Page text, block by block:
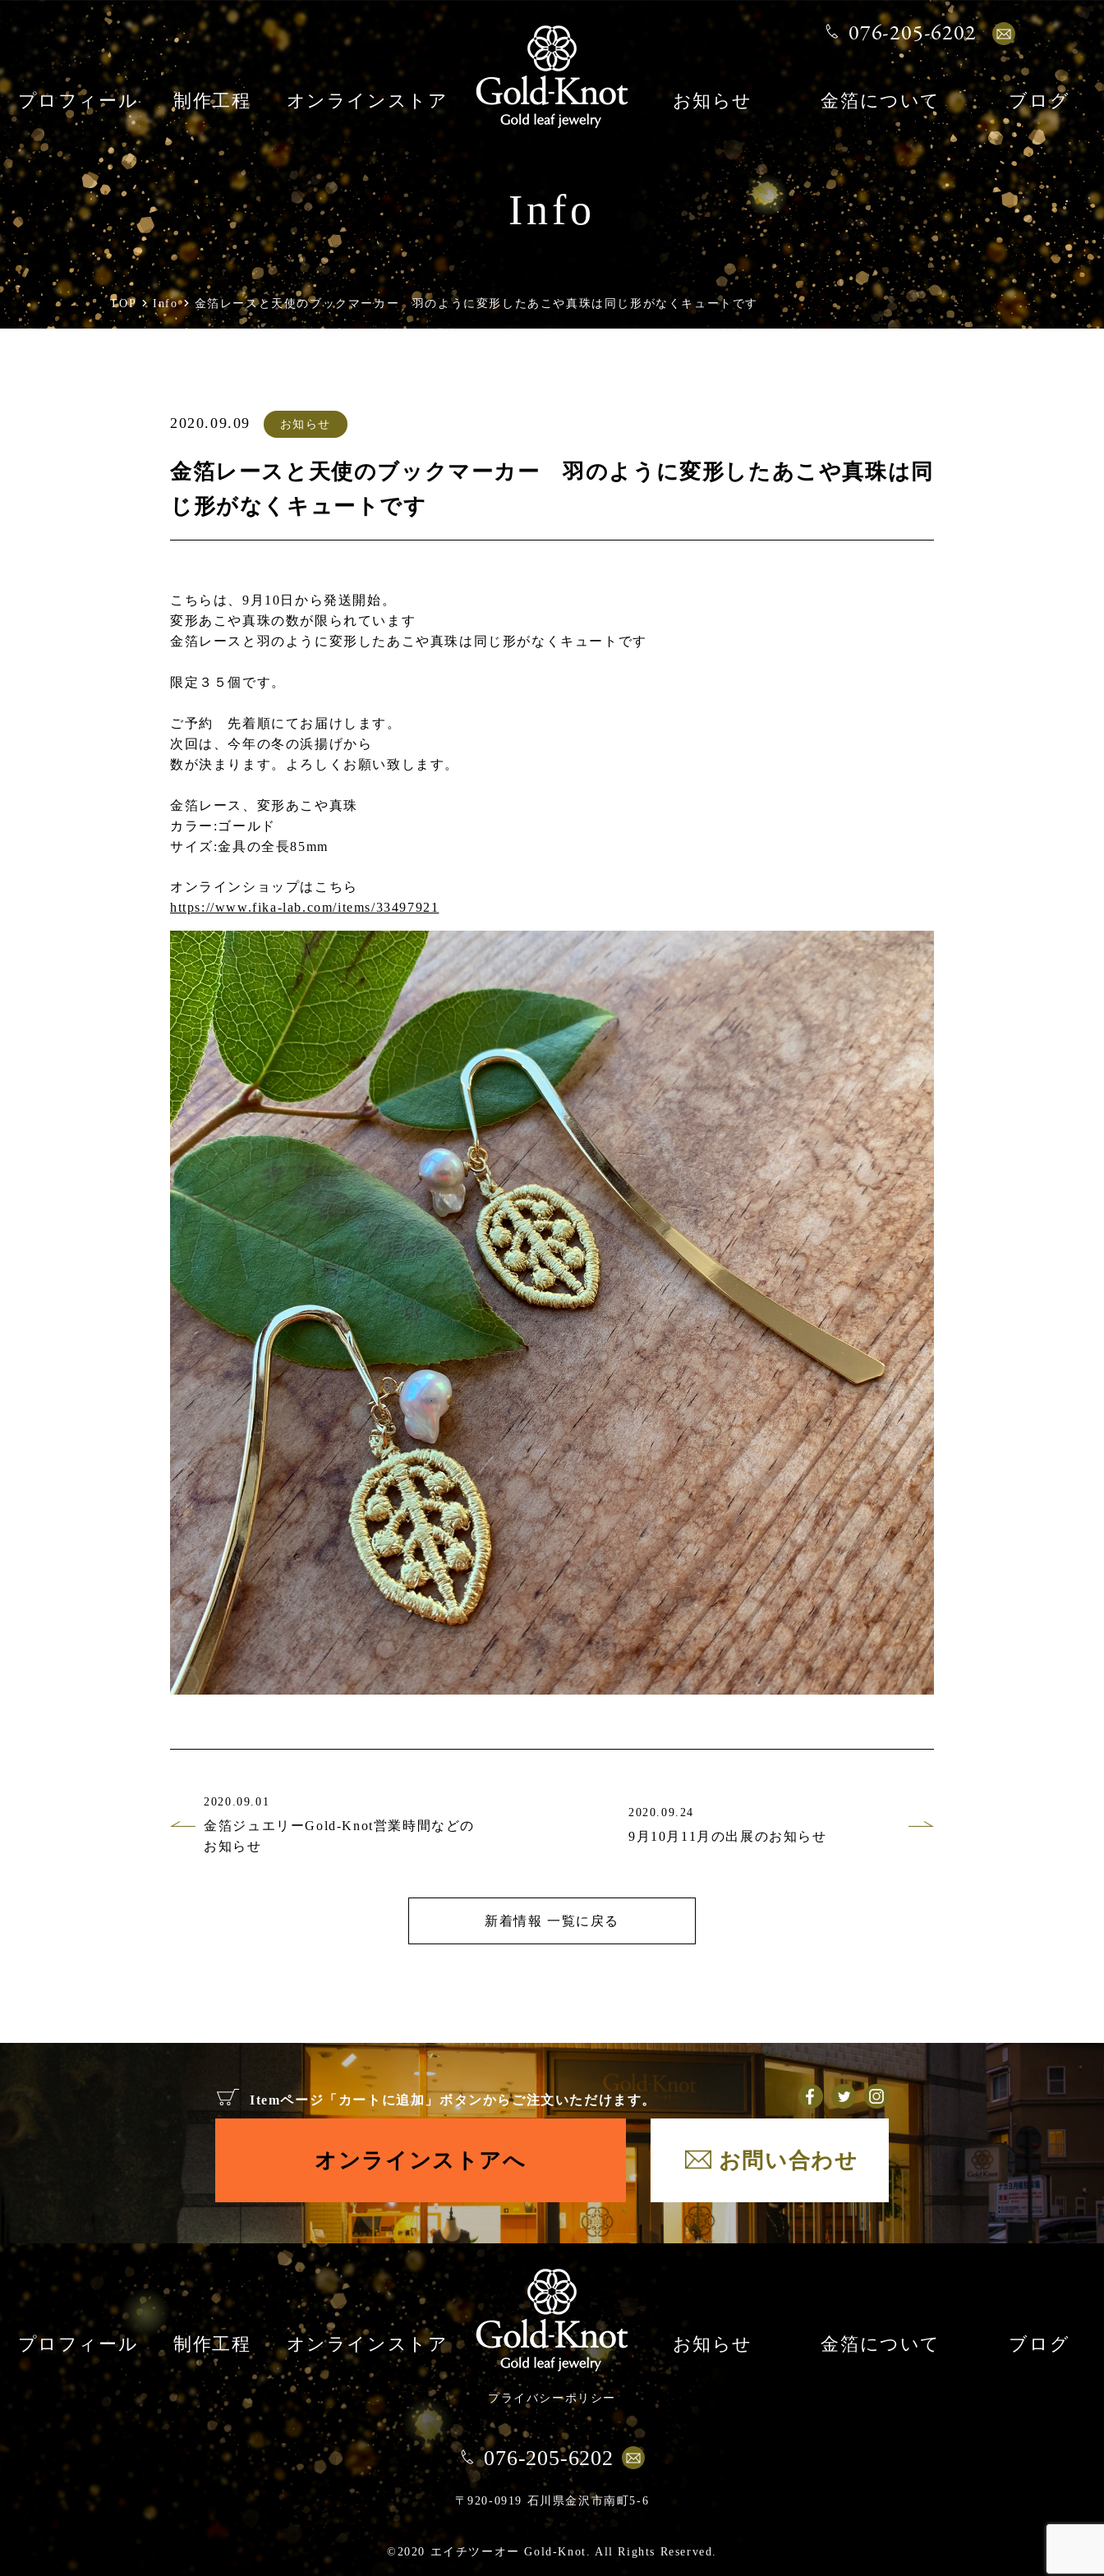
プロフィール 制作工程 オンラインストア お知らせ 金箔について ブログ
076-205-6202
Info
TOP Info 金箔レースと天使のブックマーカー 羽のように変形したあこや真珠は同じ形がなくキュートです
2020.09.09 お知らせ
金箔レースと天使のブックマーカー 羽のように変形したあこや真珠は同
じ形がなくキュートです
こちらは、9月10日から発送開始。
変形あこや真珠の数が限られています
金箔レースと羽のように変形したあこや真珠は同じ形がなくキュートです
限定３５個です。
ご予約 先着順にてお届けします。
次回は、今年の冬の浜揚げから
数が決まります。よろしくお願い致します。
金箔レース、変形あこや真珠
カラー:ゴールド
サイズ:金具の全長85mm
オンラインショップはこちら
https://www.fika-lab.com/items/33497921
2020.09.01
金箔ジュエリーGold-Knot営業時間などの
お知らせ
2020.09.24
9月10月11月の出展のお知らせ
新着情報 一覧に戻る
Itemページ「カートに追加」ボタンからご注文いただけます。
オンラインストアへ お問い合わせ
プロフィール 制作工程 オンラインストア お知らせ 金箔について ブログ
プライバシーポリシー
076-205-6202
〒920-0919 石川県金沢市南町5-6
©2020 エイチツーオー Gold-Knot. All Rights Reserved.